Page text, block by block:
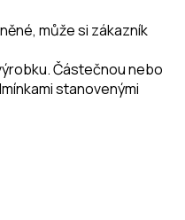
může si zákazník
Částečnou nebo
stanovenými